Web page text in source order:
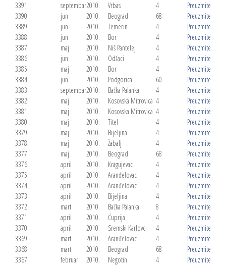
3391
septembar2010. Vrbas 4
Preuzmite
3390
jun 2010. Beograd 68
Preuzmite
3389
jun 2010. Temerin 4
Preuzmite
3388
jun 2010. Bor 4
Preuzmite
3387
maj 2010. Niš Pantelej 4
Preuzmite
3386
jun 2010. Odžaci 4
Preuzmite
3385
maj 2010. Bor 4
Preuzmite
3384
jun 2010. Podgorica 60
Preuzmite
3383
septembar2010. Bačka Palanka 4
Preuzmite
3382
maj 2010. Kosovska Mitrovica 4
Preuzmite
3381
maj 2010. Kosovska Mitrovica 4
Preuzmite
3380
maj 2010. Titel 4
Preuzmite
3379
maj 2010. Bijeljina 4
Preuzmite
3378
maj 2010. Žabalj 4
Preuzmite
3377
maj 2010. Beograd 68
Preuzmite
3376
april 2010. Kragujevac 4
Preuzmite
3375
april 2010. Aranđelovac 4
Preuzmite
3374
april 2010. Aranđelovac 4
Preuzmite
3373
april 2010. Bijeljina 4
Preuzmite
3372
mart 2010. Bačka Palanka 8
Preuzmite
3371
april 2010. Ćuprija 4
Preuzmite
3370
april 2010. Sremski Karlovci 4
Preuzmite
3369
mart 2010. Aranđelovac 4
Preuzmite
3368
mart 2010. Beograd 68
Preuzmite
3367
februar 2010. Negotin 4
Preuzmite